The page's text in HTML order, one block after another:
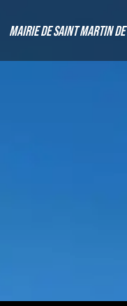
Mairie de Saint Martin